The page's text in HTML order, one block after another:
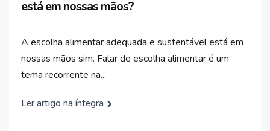
está em nossas mãos?
A escolha alimentar adequada e sustentável está em
nossas mãos sim. Falar de escolha alimentar é um
tema recorrente na...
Ler artigo na íntegra